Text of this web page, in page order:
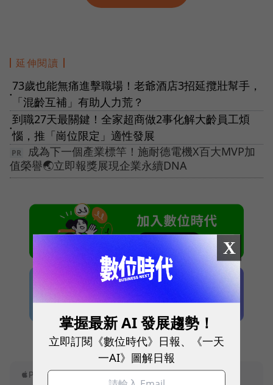
延伸閱讀
●
73歲也能無痛進擊職場！老爺酒店3招延攬壯幫手，
「混齡互補」有助人力荒？
●
到職27天最關鍵！全家超商做2事化解大齡員工煩
惱，推「崗位限定」適性發展
成為下一個產業標竿！施耐德電機X百大MVP加
值榮譽🌏立即報獎展現企業永續DNA
本網站內容未經允許，不得轉載。
X
掌握最新 AI 發展趨勢！
立即訂閱《數位時代》日報、《一天
一AI》圖解日報